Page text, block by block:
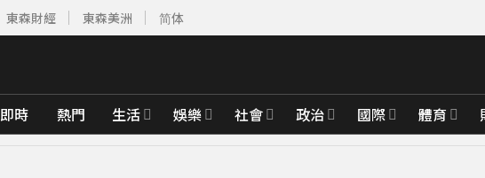
東森財經 東森美洲 简体
即時 熱門 生活 娛樂 社會 政治 國際 體育